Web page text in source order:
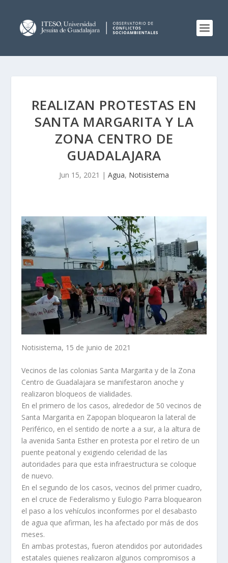
REALIZAN PROTESTAS EN
SANTA MARGARITA Y LA
ZONA CENTRO DE
GUADALAJARA
Jun 15, 2021 | Agua, Notisistema
Notisistema, 15 de junio de 2021
Vecinos de las colonias Santa Margarita y de la Zona
Centro de Guadalajara se manifestaron anoche y
realizaron bloqueos de vialidades.
En el primero de los casos, alrededor de 50 vecinos de
Santa Margarita en Zapopan bloquearon la lateral de
Periférico, en el sentido de norte a a sur, a la altura de
la avenida Santa Esther en protesta por el retiro de un
puente peatonal y exigiendo celeridad de las
autoridades para que esta infraestructura se coloque
de nuevo.
En el segundo de los casos, vecinos del primer cuadro,
en el cruce de Federalismo y Eulogio Parra bloquearon
el paso a los vehículos inconformes por el desabasto
de agua que afirman, les ha afectado por más de dos
meses.
En ambas protestas, fueron atendidos por autoridades
estatales quienes realizaron algunos compromisos a